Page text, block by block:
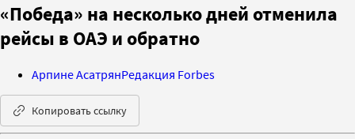
«Победа» на несколько дней отменила
рейсы в ОАЭ и обратно
Арпине АсатрянРедакция Forbes
Копировать ссылку